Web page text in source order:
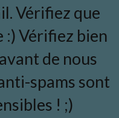
Vérifiez que
:) Vérifiez bien
de nous
spams sont
! ;)